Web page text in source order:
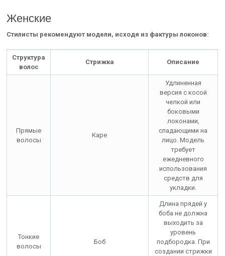
Женские
Стилисты рекомендуют модели, исходя из фактуры локонов:
Структура
волос
Стрижка Описание
Прямые
волосы
Каре
Удлиненная
версия с косой
челкой или
боковыми
локонами,
спадающими на
лицо. Модель
требует
ежедневного
использования
средств для
укладки.
Тонкие
волосы
Боб
Длина прядей у
боба не должна
выходить за
уровень
подбородка. При
создании стрижки